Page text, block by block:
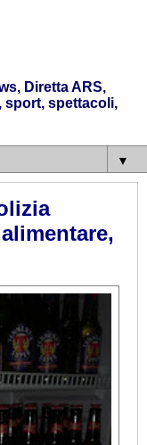
Diretta ARS,
sport, spettacoli,
▼